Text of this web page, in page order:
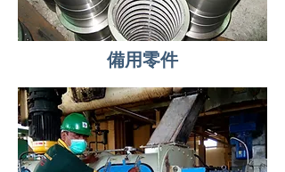
備用零件